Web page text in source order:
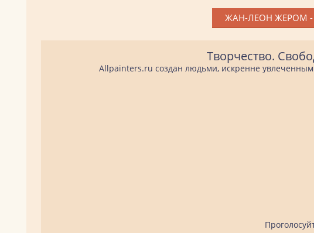
ЖАН-ЛЕОН ЖЕРОМ -
Творчество.
Allpainters.ru создан людьми, искренне